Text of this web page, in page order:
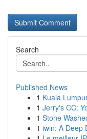
Search
Published News
1 Kuala
1 Jerry's CC:
1 Stone
1 iwin: A Deep